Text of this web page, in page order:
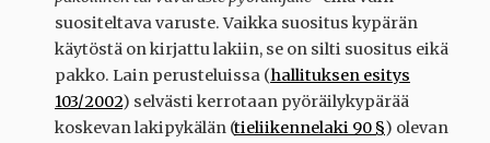
suositeltava varuste. Vaikka suositus kypärän
käytöstä on kirjattu lakiin, se on silti suositus eikä
pakko. Lain perusteluissa (hallituksen esitys
103/2002) selvästi kerrotaan pyöräilykypärää
koskevan lakipykälän (tieliikennelaki 90 §) olevan